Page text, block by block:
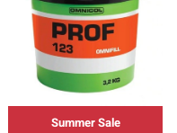
Summer Sale